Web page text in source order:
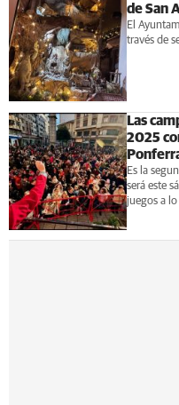
de San
El
través de
Las
2025
Es la
será este
juegos a